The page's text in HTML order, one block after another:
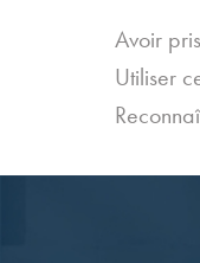
Avoir
Utiliser